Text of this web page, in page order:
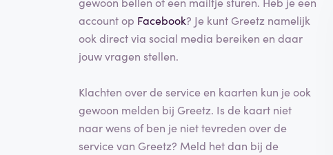
account op Facebook? Je kunt Greetz namelijk
ook direct via social media bereiken en daar
jouw vragen stellen.
Klachten over de service en kaarten kun je ook
gewoon melden bij Greetz. Is de kaart niet
naar wens of ben je niet tevreden over de
service van Greetz? Meld het dan bij de